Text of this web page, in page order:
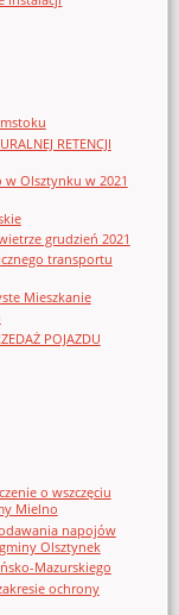
RETENCJI
Olsztynku w 2021
grudzień 2021
transportu
Mieszkanie
POJAZDU
o wszczęciu
Mielno
napojów
Olsztynek
Mazurskiego
ochrony